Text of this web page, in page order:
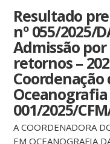
Resultado
nº 055/2025/
Admissão
retornos –
Coordenação
Oceanografia
001/2025/
A COORDENADORA
EM OCEANOGRAFIA